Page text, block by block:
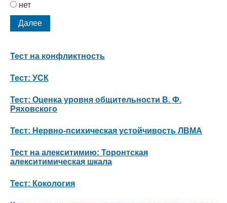
нет
Тест на конфликтность
Тест: УСК
Тест: Оценка уровня общительности В. Ф.
Ряховского
Тест: Нервно-психическая устойчивость ЛВМА
Тест на алекситимию: Торонтская
алекситимическая шкала
Тест: Кокология